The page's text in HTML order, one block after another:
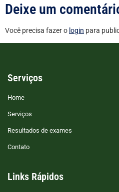
Deixe um
Você precisa fazer o login para
Serviços
Home
Serviços
Resultados de exames
Contato
Links Rápidos